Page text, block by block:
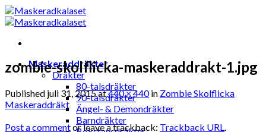
Skip
to
Maskeraddräkter
Dräkter
80-talsdräkter
90-talsdräkter
Ängel- & Demondräkter
Barndräkter
zombie-skolflicka-maskeraddrakt-1.jpg
Published juli 31, 2015at440 × 440in Zombie Skolflicka
Maskeraddräkt
Post a commentor leave a trackback: Trackback URL.